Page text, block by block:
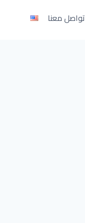
تواصل معنا